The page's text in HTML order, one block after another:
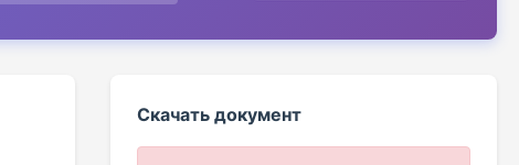
Скачать документ